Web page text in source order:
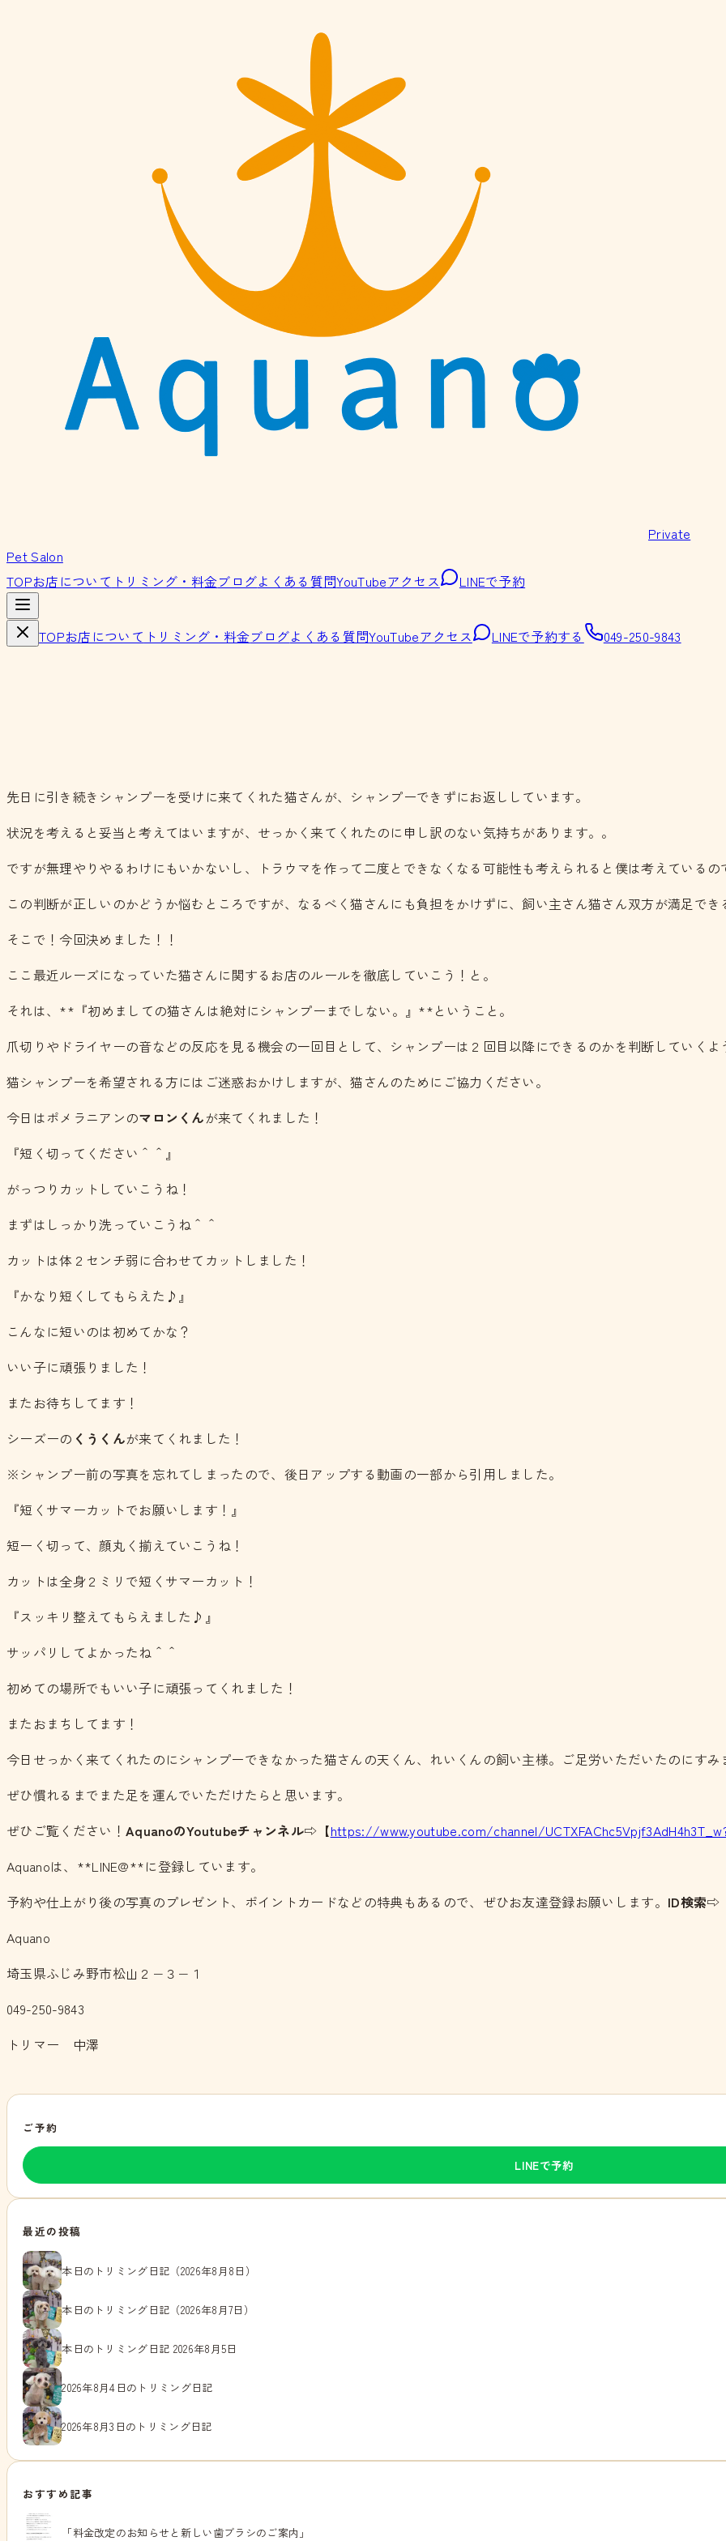
Private
Pet Salon
TOPお店について トリミング・料金ブログよくある質問YouTubeアクセス LINEで予約
TOPお店について トリミング・料金ブログよくある質問YouTubeアクセス LINEで予約する 049-250-9843
先日に引き続きシャンプーを受けに来てくれた猫さんが、シャンプーできずにお返ししています。
状況を考えると妥当と考えてはいますが、せっかく来てくれたのに申し訳のない気持ちがあります。。
ですが無理やりやるわけにもいかないし、トラウマを作って二度とできなくなる可能性も考えられると僕は考えている
この判断が正しいのかどうか悩むところですが、なるべく猫さんにも負担をかけずに、飼い主さん猫さん双方が満足で
そこで！今回決めました！！
ここ最近ルーズになっていた猫さんに関するお店のルールを徹底していこう！と。
それは、**『初めましての猫さんは絶対にシャンプーまでしない。』**ということ。
爪切りやドライヤーの音などの反応を見る機会の一回目として、シャンプーは２回目以降にできるのかを判断していく
猫シャンプーを希望される方にはご迷惑おかけしますが、猫さんのためにご協力ください。
今日はポメラニアンのマロンくんが来てくれました！
『短く切ってください＾＾』
がっつりカットしていこうね！
まずはしっかり洗っていこうね＾＾
カットは体２センチ弱に合わせてカットしました！
『かなり短くしてもらえた♪』
こんなに短いのは初めてかな？
いい子に頑張りました！
またお待ちしてます！
シーズーの くうくんが来てくれました！
※シャンプー前の写真を忘れてしまったので、後日アップする動画の一部から引用しました。
『短くサマーカットでお願いします！』
短ーく切って、顔丸く揃えていこうね！
カットは全身２ミリで短くサマーカット！
『スッキリ整えてもらえました♪』
サッパリしてよかったね＾＾
初めての場所でもいい子に頑張ってくれました！
またおまちしてます！
今日せっかく来てくれたのにシャンプーできなかった猫さんの天くん、れいくんの飼い主様。ご足労いただいたのにすみ
ぜひ慣れるまでまた足を運んでいただけたらと思います。
ぜひご覧ください！ AquanoのYoutubeチャンネル⇨【https://www.youtube.com/channel/
Aquanoは、**LINE@**に登録しています。
予約や仕上がり後の写真のプレゼント、ポイントカードなどの特典もあるので、ぜひお友達登録お願いします。 ID検索⇨
Aquano
埼玉県ふじみ野市松山２−３−１
049-250-9843
トリマー 中澤
ご予約
LINEで予約
最近の投稿
本日のトリミング日記（2026年8月8日）
本日のトリミング日記（2026年8月7日）
本日のトリミング日記 2026年8月5日
2026年8月4日のトリミング日記
2026年8月3日のトリミング日記
おすすめ記事
「料金改定のお知らせと新しい歯ブラシのご案内」